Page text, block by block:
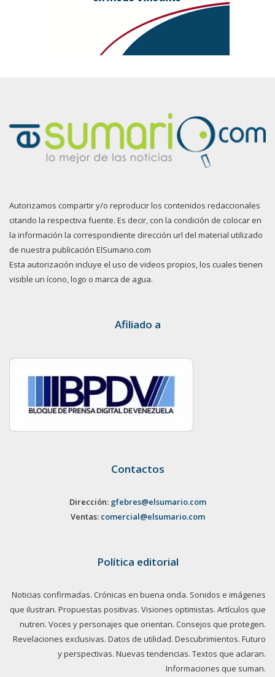
Autorizamos compartir y/o reproducir los contenidos redaccionales
citando la respectiva fuente. Es decir, con la condición de colocar en
la información la correspondiente dirección url del material utilizado
de nuestra publicación ElSumario.com
Esta autorización incluye el uso de videos propios, los cuales tienen
visible un ícono, logo o marca de agua.
Afiliado a
Contactos
Dirección: gfebres@elsumario.com
Ventas: comercial@elsumario.com
Política editorial
Noticias confirmadas. Crónicas en buena onda. Sonidos e imágenes
que ilustran. Propuestas positivas. Visiones optimistas. Artículos que
nutren. Voces y personajes que orientan. Consejos que protegen.
Revelaciones exclusivas. Datos de utilidad. Descubrimientos. Futuro
y perspectivas. Nuevas tendencias. Textos que aclaran.
Informaciones que suman.